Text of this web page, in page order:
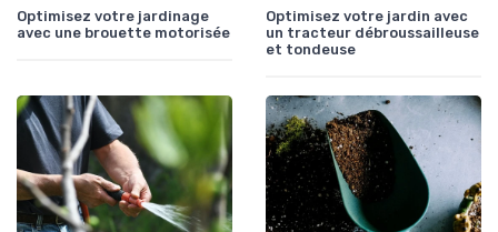
Optimisez votre jardinage
avec une brouette motorisée
Optimisez votre jardin avec
un tracteur débroussailleuse
et tondeuse